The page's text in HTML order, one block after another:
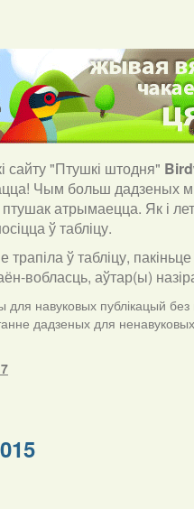
сайту "Птушкі штодня"
Чым больш дадзеных
атрымаецца. Як і
ў табліцу.
трапіла ў табліцу,
вобласць, аўтар(ы)
навуковых публікацый без
дадзеных для